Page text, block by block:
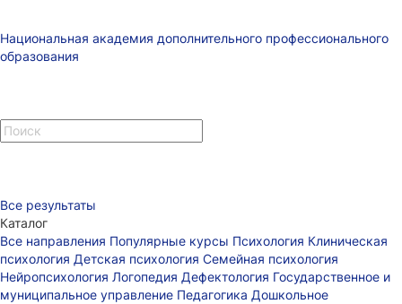
Национальная академия дополнительного профессионального
образования
Все результаты
Каталог
Все направления Популярные курсы Психология Клиническая
психология Детская психология Семейная психология
Нейропсихология Логопедия Дефектология Государственное и
муниципальное управление Педагогика Дошкольное